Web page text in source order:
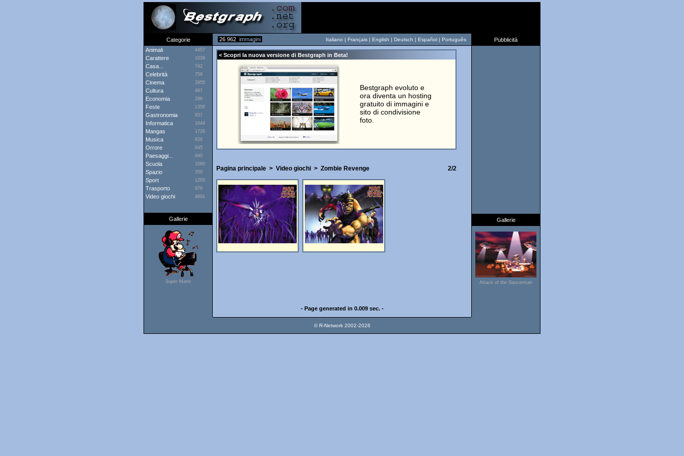
Categorie 26 962 immagini Italiano | Français | English | Deutsch | Español | Português
Pubblicità
Animali
4457
Carattere 1038
Casa... 742
Celebrità 759
Cinema 2955
Cultura 467
Economia 296
Feste 1356
Gastronomia 837
Informatica 1644
Mangas 1726
Musica 828
Orrore 645
Paesaggi... 940
Scuola 1080
Spazio 350
Sport 1265
Trasporto 976
Video giochi 4601
Gallerie
Super Mario
< Scopri la nuova versione di Bestgraph in Beta!
Bestgraph evoluto e
ora diventa un hosting
gratuito di immagini e
sito di condivisione
foto.
Pagina principale > Video giochi > Zombie Revenge 2/2
Gallerie
Attack of the Saucerman
- Page generated in 0.009 sec. -
© R-Network 2002-2026